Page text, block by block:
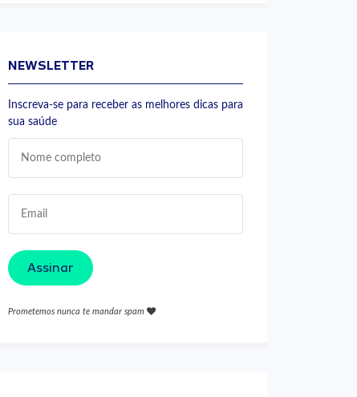
NEWSLETTER
Inscreva-se para receber as melhores dicas para
sua saúde
Assinar
Prometemos nunca te mandar spam